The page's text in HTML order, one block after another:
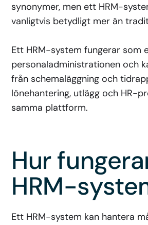
synonymer, men ett HRM-
vanligtvis betydligt mer än
Ett HRM-system fungerar som
personaladministrationen och
från schemaläggning och
lönehantering, utlägg och HR-
samma plattform.
Hur
HRM-
Ett HRM-system kan hantera